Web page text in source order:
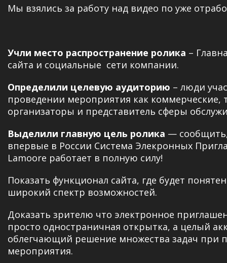
Мы взялись за работу над видео по уже
Учли место распространение ролика –
сайта и социальные сети компании.
Определили целевую аудиторию – люди
проведении мероприятия как коммерческие,
организаторы и представитель сферы
Выделили главную цель ролика —
впервые в России Система Элекронных
Lamoore работает в полную силу!
Показать функционал сайта, где будет
широкий спектр возможностей.
Доказать зрителю что электронное
просто одностраничная открытка, а целый
облегчающий решение множества задач при
мероприятия.